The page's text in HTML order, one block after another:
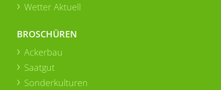
Wetter Aktuell
BROSCHÜREN
Ackerbau
Saatgut
Sonderkulturen